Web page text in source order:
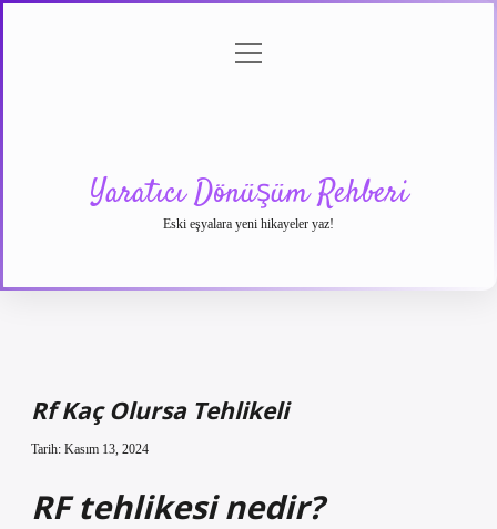
menüyü
Yaratıcı Dönüşüm Rehberi
Eski eşyalara yeni hikayeler yaz!
Rf Kaç Olursa Tehlikeli
Tarih: Kasım 13, 2024
RF tehlikesi nedir?